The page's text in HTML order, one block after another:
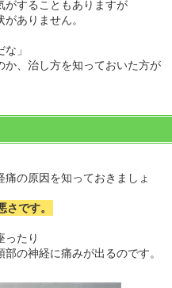
がすることもありますが
ありません。
」
か、治し方を知っておいた方が
の原因を知っておきましょ
です。
ったり
の神経に痛みが出るのです。